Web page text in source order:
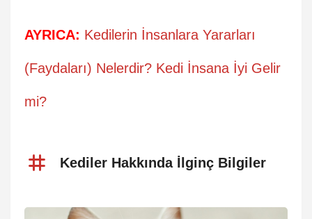
AYRICA: Kedilerin İnsanlara Yararları
(Faydaları) Nelerdir? Kedi İnsana İyi Gelir
mi?
Kediler Hakkında İlginç Bilgiler